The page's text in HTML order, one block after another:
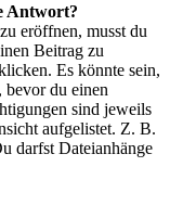
Antwort?
eröffnen, musst du
Beitrag zu
Es könnte sein,
bevor du einen
sind jeweils
aufgelistet. Z. B.
darfst Dateianhänge